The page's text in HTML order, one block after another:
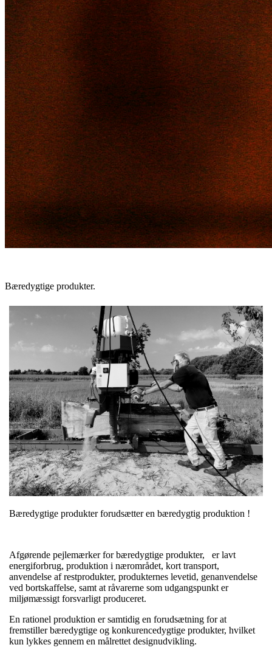
Bæredygtige produkter.
Bæredygtige produkter forudsætter en bæredygtig produktion !
Afgørende pejlemærker for bæredygtige produkter, er lavt
energiforbrug, produktion i nærområdet, kort transport,
anvendelse af restprodukter, produkternes levetid, genanvendelse
ved bortskaffelse, samt at råvarerne som udgangspunkt er
miljømæssigt forsvarligt produceret.
En rationel produktion er samtidig en forudsætning for at
fremstiller bæredygtige og konkurencedygtige produkter, hvilket
kun lykkes gennem en målrettet designudvikling.